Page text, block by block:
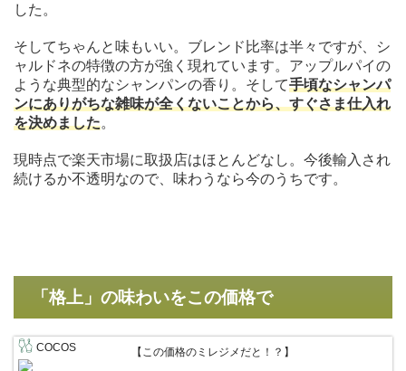
した。
そしてちゃんと味もいい。ブレンド比率は半々ですが、シ
ャルドネの特徴の方が強く現れています。アップルパイの
ような典型的なシャンパンの香り。そして手頃なシャンパ
ンにありがちな雑味が全くないことから、すぐさま仕入れ
を決めました。
現時点で楽天市場に取扱店はほとんどなし。今後輸入され
続けるか不透明なので、味わうなら今のうちです。
「格上」の味わいをこの価格で
COCOS 【この価格のミレジメだと！？】